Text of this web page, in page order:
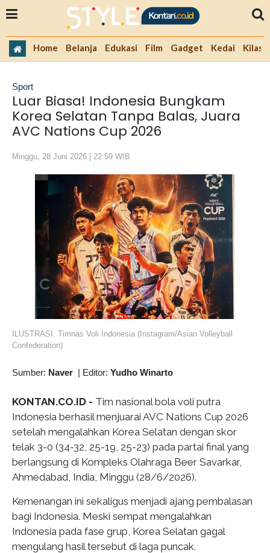
Home Belanja Edukasi Film Gadget Kedai Kilas
Sport
Luar Biasa! Indonesia Bungkam
Korea Selatan Tanpa Balas, Juara
AVC Nations Cup 2026
Minggu, 28 Juni 2026 | 22:59 WIB
ILUSTRASI. Timnas Voli Indonesia (Instagram/Asian Volleyball
Confederation)
Sumber: Naver | Editor: Yudho Winarto
KONTAN.CO.ID - Tim nasional bola voli putra
Indonesia berhasil menjuarai AVC Nations Cup 2026
setelah mengalahkan Korea Selatan dengan skor
telak 3-0 (34-32, 25-19, 25-23) pada partai final yang
berlangsung di Kompleks Olahraga Beer Savarkar,
Ahmedabad, India, Minggu (28/6/2026).
Kemenangan ini sekaligus menjadi ajang pembalasan
bagi Indonesia. Meski sempat mengalahkan
Indonesia pada fase grup, Korea Selatan gagal
mengulang hasil tersebut di laga puncak.